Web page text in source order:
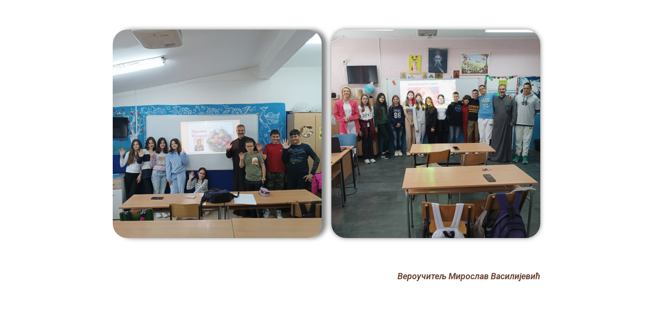
Вероучитељ Мирослав Василијевић